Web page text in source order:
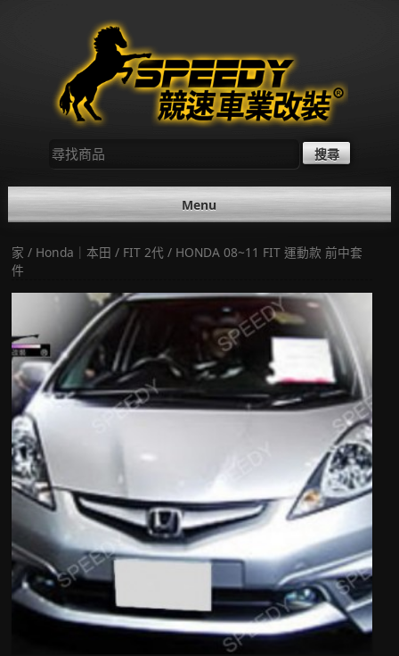
尋
找：
Menu
家 / Honda｜本田 / FIT 2代/ HONDA 08~11 FIT 運動款 前中套
件